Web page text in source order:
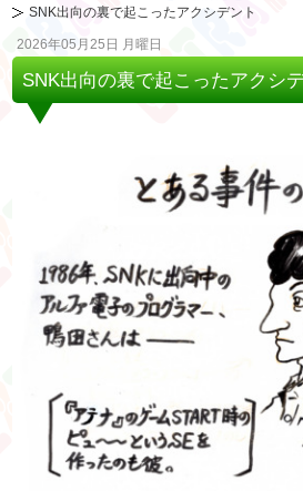
SNK出向の裏で起こったアクシデント
2026年05月25日 月曜日
SNK出向の裏で起こったアクシ